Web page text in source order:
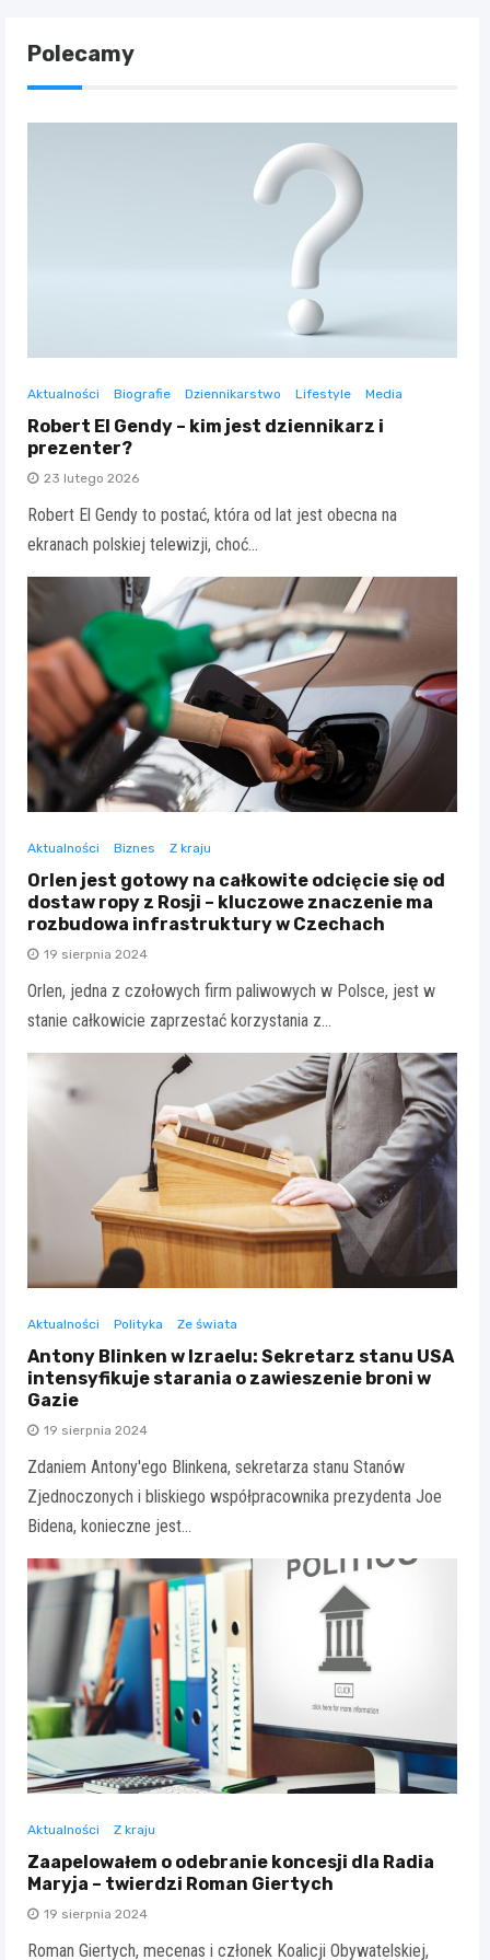
Polecamy
Aktualności Biografie Dziennikarstwo Lifestyle Media
Robert El Gendy – kim jest dziennikarz i
prezenter?
23 lutego 2026
Robert El Gendy to postać, która od lat jest obecna na
ekranach polskiej telewizji, choć…
Aktualności Biznes Z kraju
Orlen jest gotowy na całkowite odcięcie się od
dostaw ropy z Rosji – kluczowe znaczenie ma
rozbudowa infrastruktury w Czechach
19 sierpnia 2024
Orlen, jedna z czołowych firm paliwowych w Polsce, jest w
stanie całkowicie zaprzestać korzystania z…
Aktualności Polityka Ze świata
Antony Blinken w Izraelu: Sekretarz stanu USA
intensyfikuje starania o zawieszenie broni w
Gazie
19 sierpnia 2024
Zdaniem Antony'ego Blinkena, sekretarza stanu Stanów
Zjednoczonych i bliskiego współpracownika prezydenta Joe
Bidena, konieczne jest…
Aktualności Z kraju
Zaapelowałem o odebranie koncesji dla Radia
Maryja – twierdzi Roman Giertych
19 sierpnia 2024
Roman Giertych, mecenas i członek Koalicji Obywatelskiej,